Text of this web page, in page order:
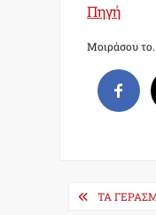
Πηγή
Μοιράσου
Post
ΤΑ